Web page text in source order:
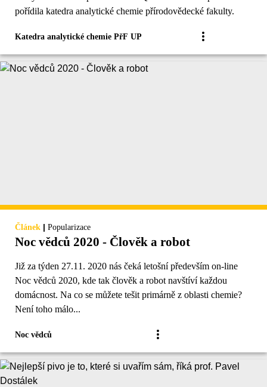
pořídila katedra analytické chemie přírodovědecké fakulty.
Katedra analytické chemie PřF UP
Článek | Popularizace
Noc vědců 2020 - Člověk a robot
Již za týden 27.11. 2020 nás čeká letošní především on-line
Noc vědců 2020, kde tak člověk a robot navštíví každou
domácnost. Na co se můžete tešit primárně z oblasti chemie?
Není toho málo...
Noc vědců